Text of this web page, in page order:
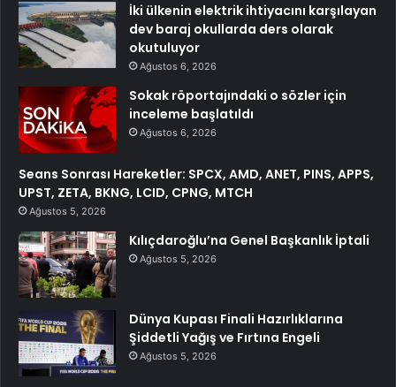
İki ülkenin elektrik ihtiyacını karşılayan
dev baraj okullarda ders olarak
okutuluyor
Ağustos 6, 2026
Sokak röportajındaki o sözler için
inceleme başlatıldı
Ağustos 6, 2026
Seans Sonrası Hareketler: SPCX, AMD, ANET, PINS, APPS,
UPST, ZETA, BKNG, LCID, CPNG, MTCH
Ağustos 5, 2026
Kılıçdaroğlu’na Genel Başkanlık İptali
Ağustos 5, 2026
Dünya Kupası Finali Hazırlıklarına
Şiddetli Yağış ve Fırtına Engeli
Ağustos 5, 2026